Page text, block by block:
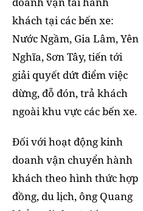
khách tại các bến xe:
Nước Ngầm, Gia Lâm, Yên
Nghĩa, Sơn Tây, tiến tới
giải quyết dứt điểm việc
dừng, đỗ đón, trả khách
ngoài khu vực các bến xe.
Đối với hoạt động kinh
doanh vận chuyển hành
khách theo hình thức hợp
đồng, du lịch, ông Quang